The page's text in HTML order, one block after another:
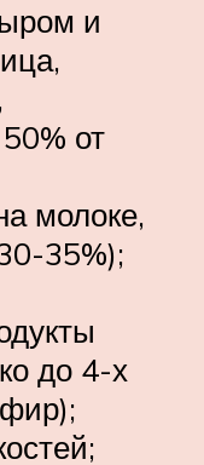
и
от
молоке,
35%);
до 4-х